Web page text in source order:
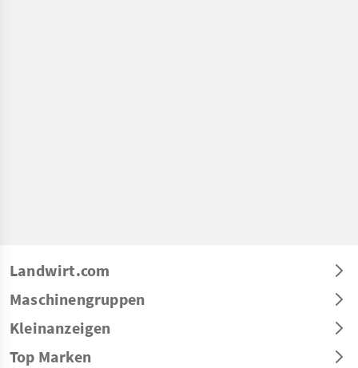
Landwirt.com
Maschinengruppen
Kleinanzeigen
Top Marken